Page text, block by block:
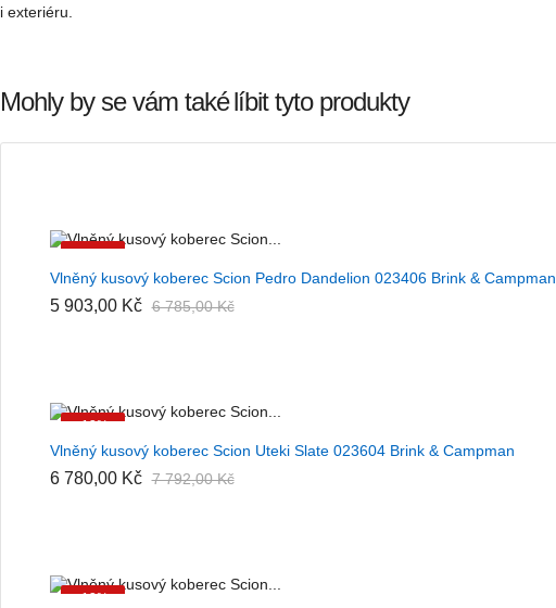
i exteriéru.
Mohly by se vám také líbit tyto produkty
-13%
+ PŘIDAT DO KOŠÍKU
Vlněný kusový koberec Scion Pedro Dandelion 023406 Brink & Campman
5 903,00 Kč 6 785,00 Kč
-13%
+ PŘIDAT DO KOŠÍKU
Vlněný kusový koberec Scion Uteki Slate 023604 Brink & Campman
6 780,00 Kč 7 792,00 Kč
-13%